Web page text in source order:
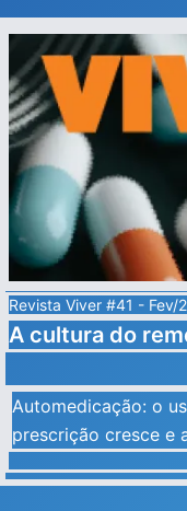
Revista Viver #41 - Fev/
A cultura do
Automedicação: o
prescrição cresce e